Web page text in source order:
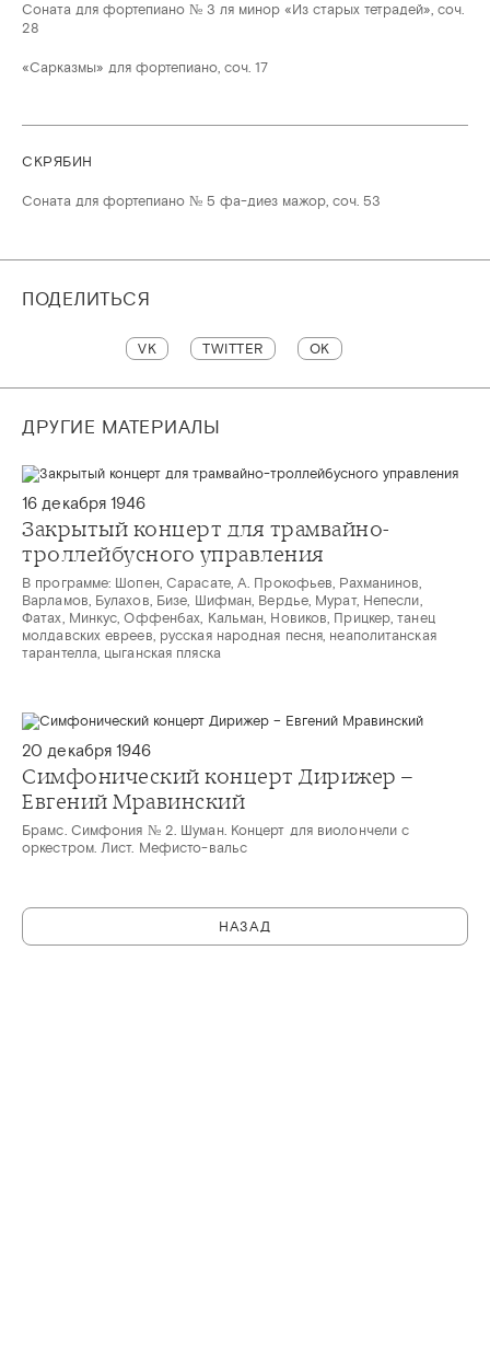
Соната для фортепиано № 3 ля минор «Из старых тетрадей», соч.
28
«Сарказмы» для фортепиано, соч. 17
СКРЯБИН
Соната для фортепиано № 5 фа-диез мажор, соч. 53
ПОДЕЛИТЬСЯ
VK TWITTER OK
ДРУГИЕ МАТЕРИАЛЫ
16 декабря 1946
Закрытый концерт для трамвайно-
троллейбусного управления
В программе: Шопен, Сарасате, А. Прокофьев, Рахманинов,
Варламов, Булахов, Бизе, Шифман, Вердье, Мурат, Непесли,
Фатах, Минкус, Оффенбах, Кальман, Новиков, Прицкер, танец
молдавских евреев, русская народная песня, неаполитанская
тарантелла, цыганская пляска
20 декабря 1946
Симфонический концерт Дирижер –
Евгений Мравинский
Брамс. Симфония № 2. Шуман. Концерт для виолончели с
оркестром. Лист. Мефисто-вальс
НАЗАД